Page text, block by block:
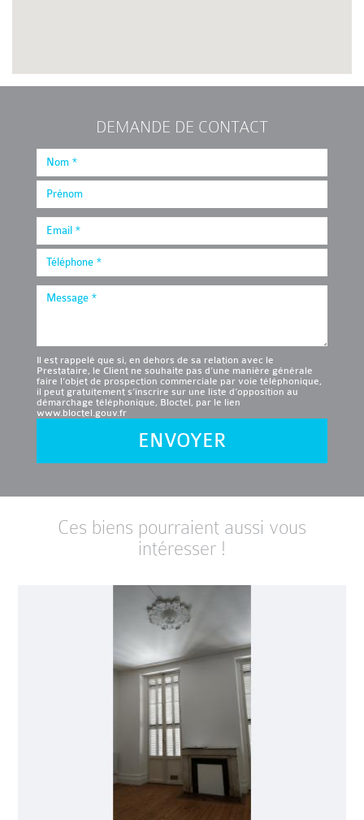
DEMANDE DE CONTACT
Il est rappelé que si, en dehors de sa relation avec le
Prestataire, le Client ne souhaite pas d’une manière générale
faire l’objet de prospection commerciale par voie téléphonique,
il peut gratuitement s’inscrire sur une liste d’opposition au
démarchage téléphonique, Bloctel, par le lien
www.bloctel.gouv.fr
ENVOYER
Ces biens pourraient aussi vous
intéresser !